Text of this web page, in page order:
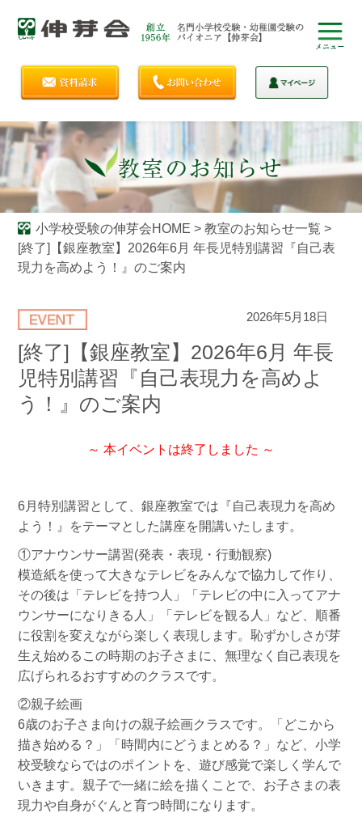
小学校受験の伸芽会HOME > 教室のお知らせ一覧 >
[終了]【銀座教室】2026年6月 年長児特別講習『自己表
現力を高めよう！』のご案内
2026年5月18日
[終了]【銀座教室】2026年6月 年長
児特別講習『自己表現力を高めよ
う！』のご案内
～ 本イベントは終了しました ～
6月特別講習として、銀座教室では『自己表現力を高め
よう！』をテーマとした講座を開講いたします。
①アナウンサー講習(発表・表現・行動観察)
模造紙を使って大きなテレビをみんなで協力して作り、
その後は「テレビを持つ人」「テレビの中に入ってアナ
ウンサーになりきる人」「テレビを観る人」など、順番
に役割を変えながら楽しく表現します。恥ずかしさが芽
生え始めるこの時期のお子さまに、無理なく自己表現を
広げられるおすすめのクラスです。
②親子絵画
6歳のお子さま向けの親子絵画クラスです。「どこから
描き始める？」「時間内にどうまとめる？」など、小学
校受験ならではのポイントを、遊び感覚で楽しく学んで
いきます。親子で一緒に絵を描くことで、お子さまの表
現力や自身がぐんと育つ時間になります。